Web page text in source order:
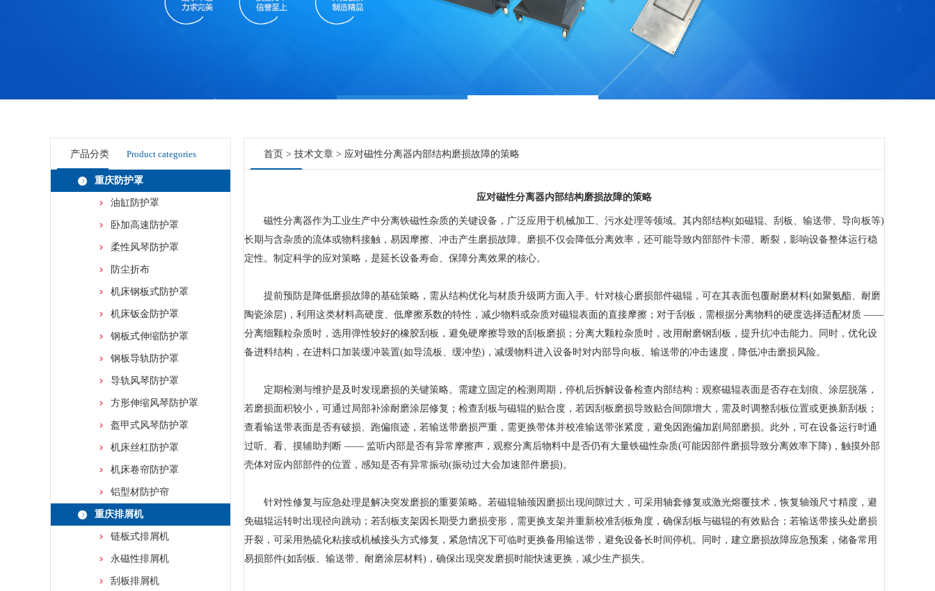
产品分类 Product categories
重庆防护罩
油缸防护罩
卧加高速防护罩
柔性风琴防护罩
防尘折布
机床钢板式防护罩
机床钣金防护罩
钢板式伸缩防护罩
钢板导轨防护罩
导轨风琴防护罩
方形伸缩风琴防护罩
盔甲式风琴防护罩
机床丝杠防护罩
机床卷帘防护罩
铝型材防护帘
重庆排屑机
链板式排屑机
永磁性排屑机
刮板排屑机
首页 > 技术文章 > 应对磁性分离器内部结构磨损故障的策略
应对磁性分离器内部结构磨损故障的策略
磁性分离器作为工业生产中分离铁磁性杂质的关键设备，广泛应用于机械加工、污水处理等领域。其内部结构(如磁辊、刮板、输送带、导向板等)
长期与含杂质的流体或物料接触，易因摩擦、冲击产生磨损故障。磨损不仅会降低分离效率，还可能导致内部部件卡滞、断裂，影响设备整体运行稳
定性。制定科学的应对策略，是延长设备寿命、保障分离效果的核心。
提前预防是降低磨损故障的基础策略，需从结构优化与材质升级两方面入手。针对核心磨损部件磁辊，可在其表面包覆耐磨材料(如聚氨酯、耐磨
陶瓷涂层)，利用这类材料高硬度、低摩擦系数的特性，减少物料或杂质对磁辊表面的直接摩擦；对于刮板，需根据分离物料的硬度选择适配材质 ——
分离细颗粒杂质时，选用弹性较好的橡胶刮板，避免硬摩擦导致的刮板磨损；分离大颗粒杂质时，改用耐磨钢刮板，提升抗冲击能力。同时，优化设
备进料结构，在进料口加装缓冲装置(如导流板、缓冲垫)，减缓物料进入设备时对内部导向板、输送带的冲击速度，降低冲击磨损风险。
定期检测与维护是及时发现磨损的关键策略。需建立固定的检测周期，停机后拆解设备检查内部结构：观察磁辊表面是否存在划痕、涂层脱落，
若磨损面积较小，可通过局部补涂耐磨涂层修复；检查刮板与磁辊的贴合度，若因刮板磨损导致贴合间隙增大，需及时调整刮板位置或更换新刮板；
查看输送带表面是否有破损、跑偏痕迹，若输送带磨损严重，需更换带体并校准输送带张紧度，避免因跑偏加剧局部磨损。此外，可在设备运行时通
过听、看、摸辅助判断 —— 监听内部是否有异常摩擦声，观察分离后物料中是否仍有大量铁磁性杂质(可能因部件磨损导致分离效率下降)，触摸外部
壳体对应内部部件的位置，感知是否有异常振动(振动过大会加速部件磨损)。
针对性修复与应急处理是解决突发磨损的重要策略。若磁辊轴颈因磨损出现间隙过大，可采用轴套修复或激光熔覆技术，恢复轴颈尺寸精度，避
免磁辊运转时出现径向跳动；若刮板支架因长期受力磨损变形，需更换支架并重新校准刮板角度，确保刮板与磁辊的有效贴合；若输送带接头处磨损
开裂，可采用热硫化粘接或机械接头方式修复，紧急情况下可临时更换备用输送带，避免设备长时间停机。同时，建立磨损故障应急预案，储备常用
易损部件(如刮板、输送带、耐磨涂层材料)，确保出现突发磨损时能快速更换，减少生产损失。